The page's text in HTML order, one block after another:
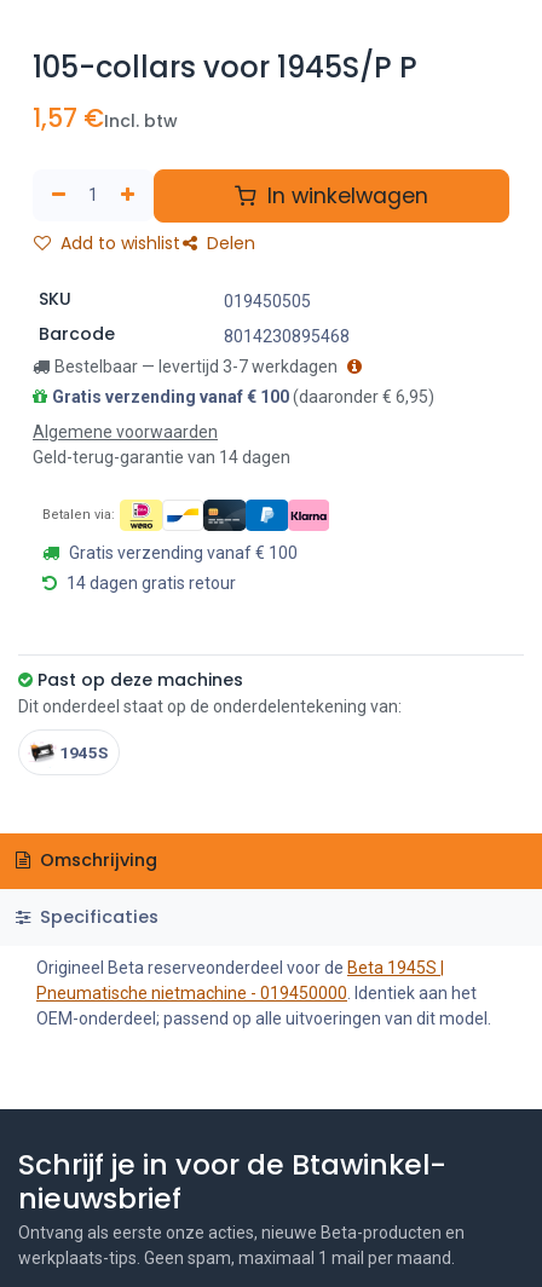
105-collars voor 1945S/P P
1,57 €Incl. btw
In winkelwagen
Add to wishlist Delen
SKU 019450505
Barcode
8014230895468
Bestelbaar — levertijd 3-7 werkdagen
Gratis verzending vanaf € 100(daaronder € 6,95)
Algemene voorwaarden
Geld-terug-garantie van 14 dagen
Betalen via:
Gratis verzending vanaf € 100
14 dagen gratis retour
Past op deze machines
Dit onderdeel staat op de onderdelentekening van:
1945S
Omschrijving
Specificaties
Origineel Beta reserveonderdeel voor de Beta 1945S |
Pneumatische nietmachine - 019450000 . Identiek aan het
OEM-onderdeel; passend op alle uitvoeringen van dit model.
Schrijf je in voor de Btawinkel-
nieuwsbrief
Ontvang als eerste onze acties, nieuwe Beta-producten en
werkplaats-tips. Geen spam, maximaal 1 mail per maand.